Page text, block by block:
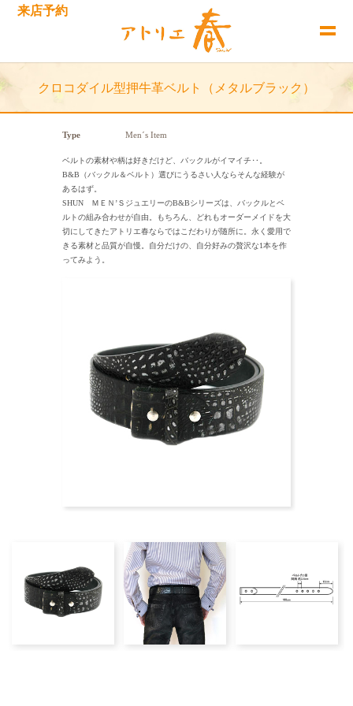
来店予約
クロコダイル型押牛革ベルト（メタルブラック）
Type Men´s Item
ベルトの素材や柄は好きだけど、バックルがイマイチ‥。
B&B（バックル＆ベルト）選びにうるさい人ならそんな経験が
あるはず。
SHUN ＭＥＮ’ＳジュエリーのB&Bシリーズは、バックルとベ
ルトの組み合わせが自由。もちろん、どれもオーダーメイドを大
切にしてきたアトリエ春ならではこだわりが随所に。永く愛用で
きる素材と品質が自慢。自分だけの、自分好みの贅沢な1本を作
ってみよう。